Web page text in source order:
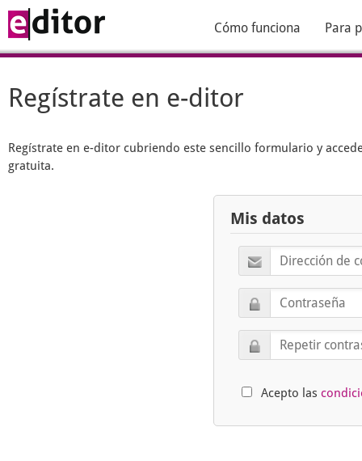
Cómo funciona Para
Regístrate en e-ditor
Regístrate en e-ditor cubriendo este sencillo formulario y
gratuita.
Mis datos
Acepto las